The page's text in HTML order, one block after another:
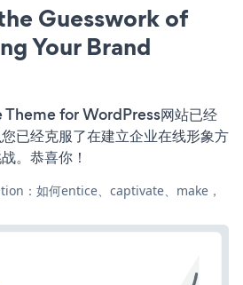
Guesswork of
Your Brand
Theme for WordPress网站已经
已经克服了在建立企业在线形象方
。恭喜你！
：如何entice、captivate、make，